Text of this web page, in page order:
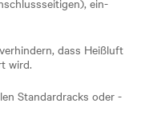
ein-
dass Heißluft
wird.
Standardracks oder -